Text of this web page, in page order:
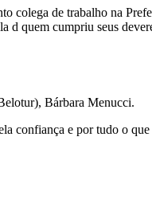
colega de trabalho na
quem cumpriu seus
Bárbara Menucci.
confiança e por tudo o